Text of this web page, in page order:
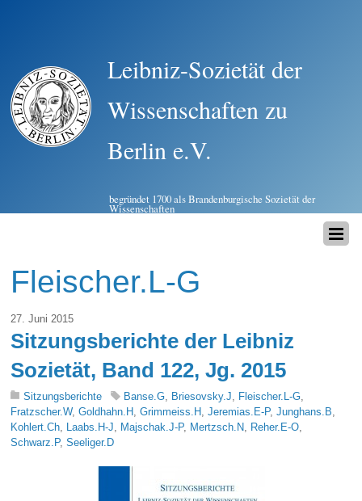
Leibniz-Sozietät der
Wissenschaften zu
Berlin e.V.
begründet 1700 als Brandenburgische Sozietät der
Wissenschaften
Fleischer.L-G
27. Juni 2015
Sitzungsberichte der Leibniz
Sozietät, Band 122, Jg. 2015
Sitzungsberichte Banse.G, Briesovsky.J, Fleischer.L-G,
Fratzscher.W,Goldhahn.H ,Grimmeiss.H ,Jeremias.E-P,Junghans.B,
Kohlert.Ch, Laabs.H-J, Majschak.J-P, Mertzsch.N, Reher.E-O,
Schwarz.P,Seeliger.D